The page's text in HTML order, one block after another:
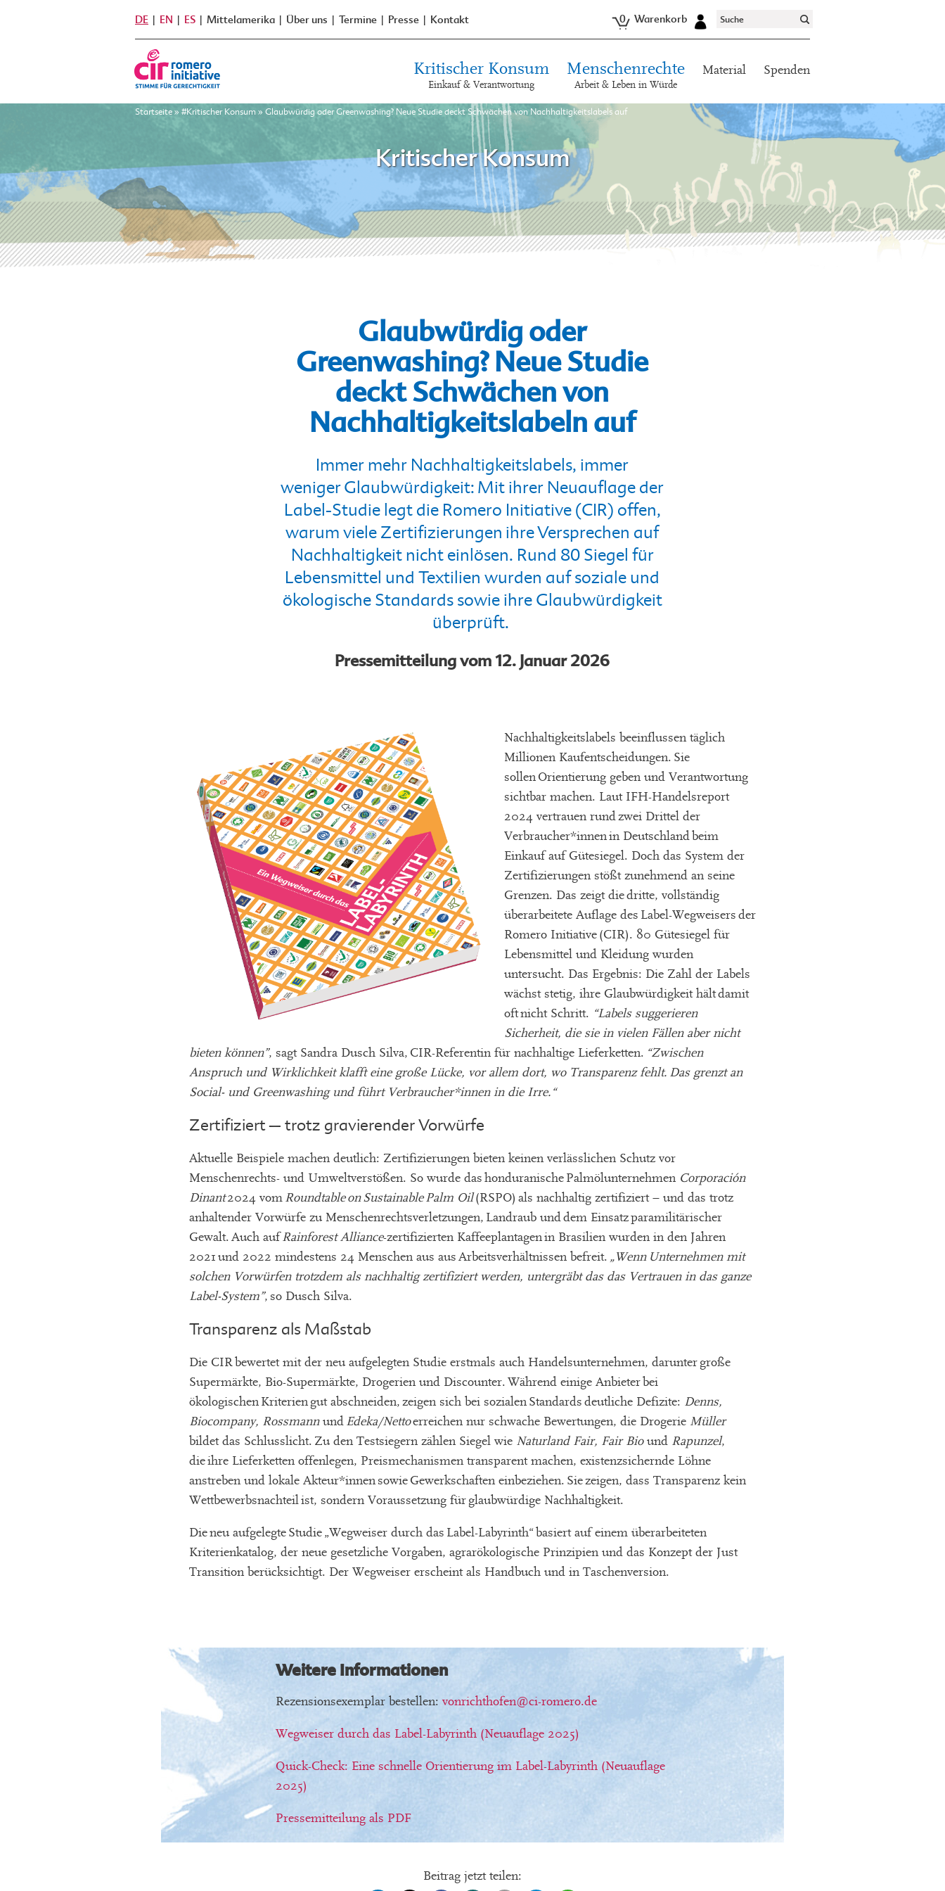
DE EN ES Mittelamerika Über uns Termine Presse Kontakt 0 Warenkorb
Kritischer Konsum
Einkauf & Verantwortung
Menschenrechte
Arbeit & Leben in Würde
Material Spenden
Startseite » #Kritischer Konsum » Glaubwürdig oder Greenwashing? Neue Studie deckt Schwächen von Nachhaltigkeitslabels auf
Kritischer Konsum
Glaubwürdig oder
Greenwashing? Neue Studie
deckt Schwächen von
Nachhaltigkeitslabeln auf
Immer mehr Nachhaltigkeitslabels, immer
weniger Glaubwürdigkeit: Mit ihrer Neuauflage der
Label-Studie legt die Romero Initiative (CIR) offen,
warum viele Zertifizierungen ihre Versprechen auf
Nachhaltigkeit nicht einlösen. Rund 80 Siegel für
Lebensmittel und Textilien wurden auf soziale und
ökologische Standards sowie ihre Glaubwürdigkeit
überprüft.
Pressemitteilung vom 12. Januar 2026
Nachhaltigkeitslabels beeinflussen täglich
Millionen Kaufentscheidungen. Sie
sollen Orientierung geben und Verantwortung
sichtbar machen. Laut IFH-Handelsreport
2024 vertrauen rund zwei Drittel der
Verbraucher*innen in Deutschland beim
Einkauf auf Gütesiegel. Doch das System der
Zertifizierungen stößt zunehmend an seine
Grenzen. Das zeigt die dritte, vollständig
überarbeitete Auflage des Label-Wegweisers der
Romero Initiative (CIR). 80 Gütesiegel für
Lebensmittel und Kleidung wurden
untersucht. Das Ergebnis: Die Zahl der Labels
wächst stetig, ihre Glaubwürdigkeit hält damit
oft nicht Schritt. “Labels suggerieren
Sicherheit, die sie in vielen Fällen aber nicht
bieten können”, sagt Sandra Dusch Silva, CIR-Referentin für nachhaltige Lieferketten. “Zwischen
Anspruch und Wirklichkeit klafft eine große Lücke, vor allem dort, wo Transparenz fehlt. Das grenzt an
Social- und Greenwashing und führt Verbraucher*innen in die Irre.“
Zertifiziert – trotz gravierender Vorwürfe
Aktuelle Beispiele machen deutlich: Zertifizierungen bieten keinen verlässlichen Schutz vor
Menschenrechts- und Umweltverstößen. So wurde das honduranische Palmölunternehmen Corporación
Dinant2024 vomRoundtable on Sustainable Palm Oil(RSPO) als nachhaltig zertifiziert – und das trotz
anhaltender Vorwürfe zu Menschenrechtsverletzungen, Landraub und dem Einsatz paramilitärischer
Gewalt. Auch aufRainforest Alliance-zertifizierten Kaffeeplantagen in Brasilien wurden in den Jahren
2021 und 2022 mindestens 24 Menschen aus aus Arbeitsverhältnissen befreit. „Wenn Unternehmen mit
solchen Vorwürfen trotzdem als nachhaltig zertifiziert werden, untergräbt das das Vertrauen in das ganze
Label-System”, so Dusch Silva.
Transparenz als Maßstab
Die CIR bewertet mit der neu aufgelegten Studie erstmals auch Handelsunternehmen, darunter große
Supermärkte, Bio-Supermärkte, Drogerien und Discounter. Während einige Anbieter bei
ökologischen Kriterien gut abschneiden, zeigen sich bei sozialen Standards deutliche Defizite: Denns,
Biocompany, RossmannundEdeka/Nettoerreichen nur schwache Bewertungen, die Drogerie Müller
bildet das Schlusslicht. Zu den Testsiegern zählen Siegel wie Naturland Fair, Fair Biound Rapunzel,
die ihre Lieferketten offenlegen, Preismechanismen transparent machen, existenzsichernde Löhne
anstreben und lokale Akteur*innen sowie Gewerkschaften einbeziehen. Sie zeigen, dass Transparenz kein
Wettbewerbsnachteil ist, sondern Voraussetzung für glaubwürdige Nachhaltigkeit.
Die neu aufgelegte Studie „Wegweiser durch das Label-Labyrinth“ basiert auf einem überarbeiteten
Kriterienkatalog, der neue gesetzliche Vorgaben, agrarökologische Prinzipien und das Konzept der Just
Transition berücksichtigt. Der Wegweiser erscheint als Handbuch und in Taschenversion.
Weitere Informationen
Rezensionsexemplar bestellen: vonrichthofen@ci-romero.de
Wegweiser durch das Label-Labyrinth (Neuauflage 2025)
Quick-Check: Eine schnelle Orientierung im Label-Labyrinth (Neuauflage
2025)
Pressemitteilung als PDF
Beitrag jetzt teilen: